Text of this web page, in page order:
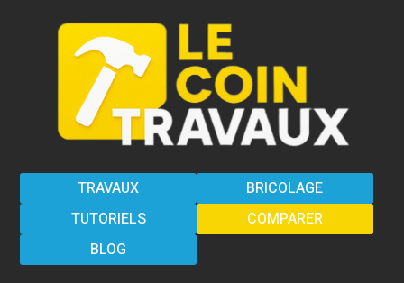
TRAVAUX
BRICOLAGE
TUTORIELS
COMPARER
BLOG